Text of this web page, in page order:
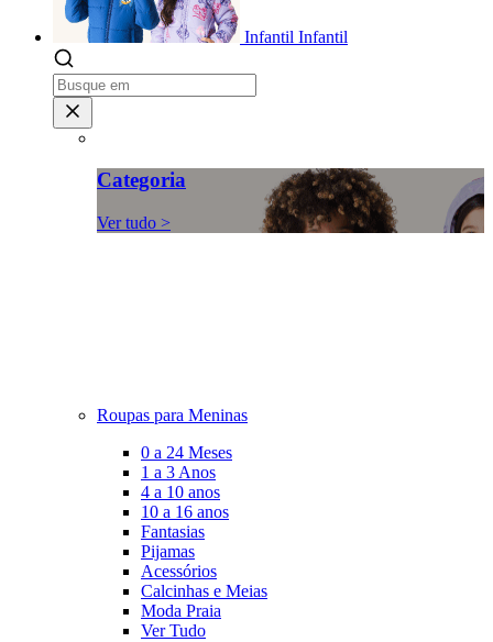
Infantil Infantil
Categoria
Ver tudo >
Roupas para Meninas
0 a 24 Meses
1 a 3 Anos
4 a 10 anos
10 a 16 anos
Fantasias
Pijamas
Acessórios
Calcinhas e Meias
Moda Praia
Ver Tudo